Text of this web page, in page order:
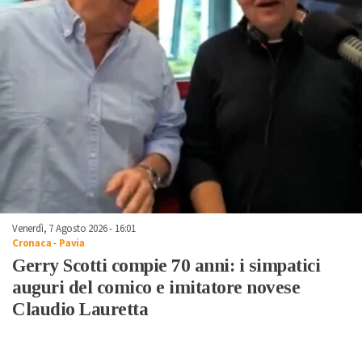
Venerdì, 7 Agosto 2026 - 16:01
Cronaca- Pavia
Gerry Scotti compie 70 anni: i simpatici
auguri del comico e imitatore novese
Claudio Lauretta